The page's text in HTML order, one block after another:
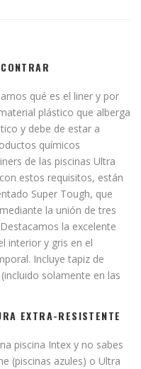
qué es el liner y por
plástico que alberga
y debe de estar a
químicos
de las piscinas Ultra
estos requisitos, están
Super Tough, que
la unión de tres
la excelente
interior y gris en el
Incluye tapiz de
solamente en las
EXTRA-RESISTENTE
piscina Intex y no sabes
(piscinas azules) o Ultra